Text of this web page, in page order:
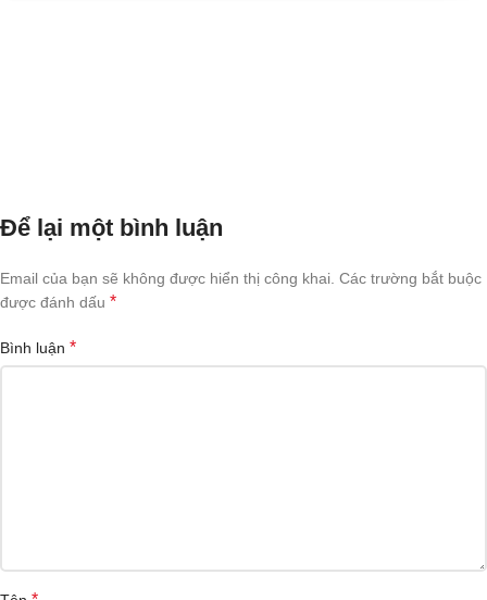
Để lại một bình luận
Email của bạn sẽ không được hiển thị công khai. Các trường bắt buộc
được đánh dấu *
Bình luận *